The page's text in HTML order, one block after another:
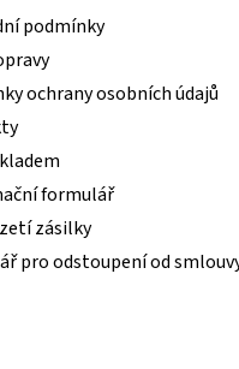
podmínky
ochrany osobních údajů
formulář
zásilky
pro odstoupení od